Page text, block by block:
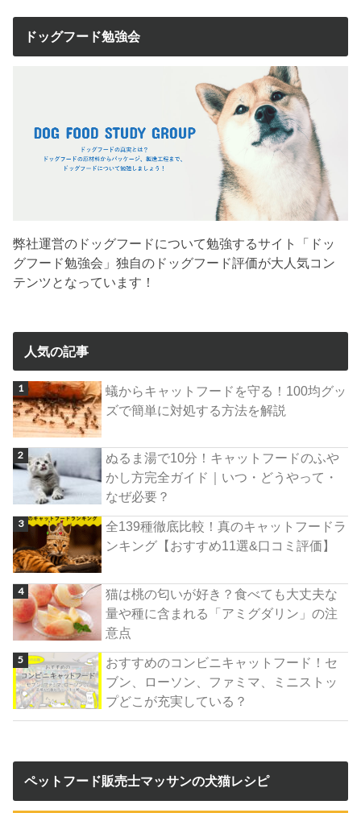
ドッグフード勉強会
弊社運営のドッグフードについて勉強するサイト「ドッ
グフード勉強会」独自のドッグフード評価が大人気コン
テンツとなっています！
人気の記事
蟻からキャットフードを守る！100均グッ
ズで簡単に対処する方法を解説
ぬるま湯で10分！キャットフードのふや
かし方完全ガイド｜いつ・どうやって・
なぜ必要？
全139種徹底比較！真のキャットフードラ
ンキング【おすすめ11選&口コミ評価】
猫は桃の匂いが好き？食べても大丈夫な
量や種に含まれる「アミグダリン」の注
意点
おすすめのコンビニキャットフード！セ
ブン、ローソン、ファミマ、ミニストッ
プどこが充実している？
ペットフード販売士マッサンの犬猫レシピ